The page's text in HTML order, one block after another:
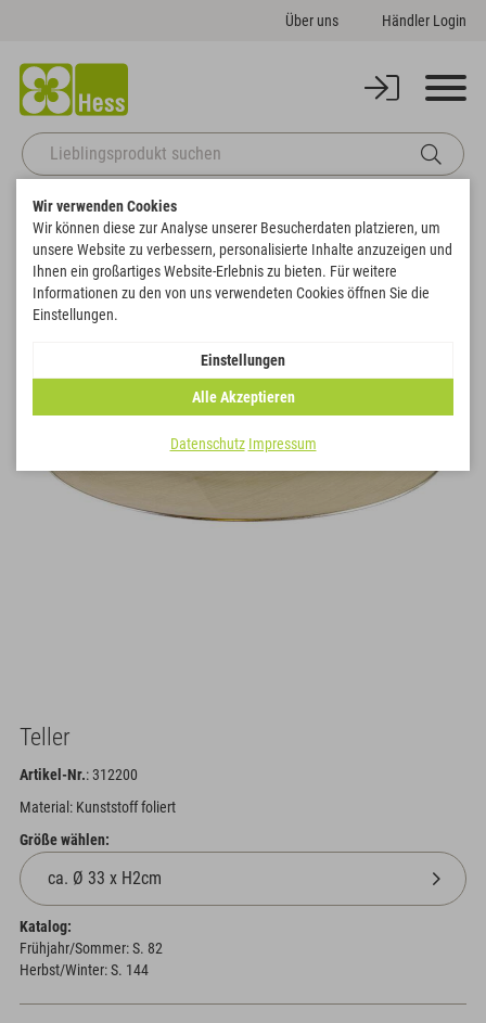
Über uns Händler Login
Startseite Themenwelten
Zurück zur Artikelübersicht
Teller
Artikel-Nr.: 312200
Material: Kunststoff foliert
Größe wählen:
Katalog:
Frühjahr/Sommer: S. 82
Herbst/Winter: S. 144
Wir verwenden Cookies
Wir können diese zur Analyse unserer Besucherdaten platzieren, um
unsere Website zu verbessern, personalisierte Inhalte anzuzeigen und
Ihnen ein großartiges Website-Erlebnis zu bieten. Für weitere
Informationen zu den von uns verwendeten Cookies öffnen Sie die
Einstellungen.
Einstellungen
Alle Akzeptieren
Datenschutz Impressum